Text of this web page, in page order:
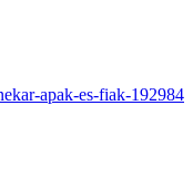
apak-es-fiak-192984